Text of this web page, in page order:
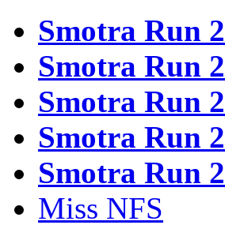
Smotra Run
Smotra Run
Smotra Run
Smotra Run
Smotra Run
Miss NFS